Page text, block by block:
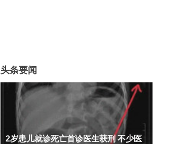
头条要闻
2岁患儿就诊死亡首诊医生获刑 不少医